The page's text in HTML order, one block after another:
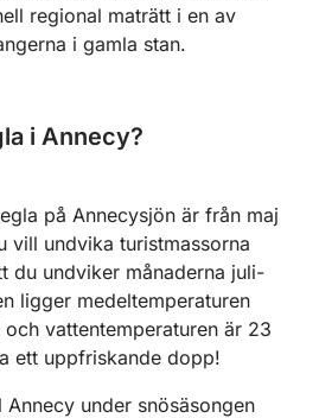
regional maträtt i en av
i gamla stan.
i Annecy?
på Annecysjön är från maj
vill undvika turistmassorna
du undviker månaderna juli-
ligger medeltemperaturen
vattentemperaturen är 23
ett uppfriskande dopp!
under snösäsongen